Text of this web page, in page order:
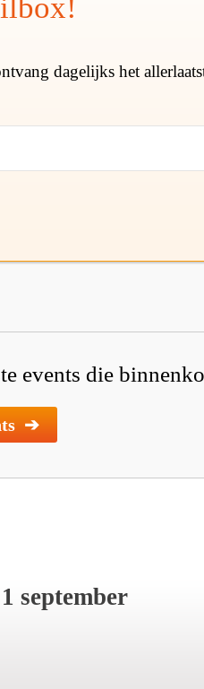
dagelijks het
events die
➔
september